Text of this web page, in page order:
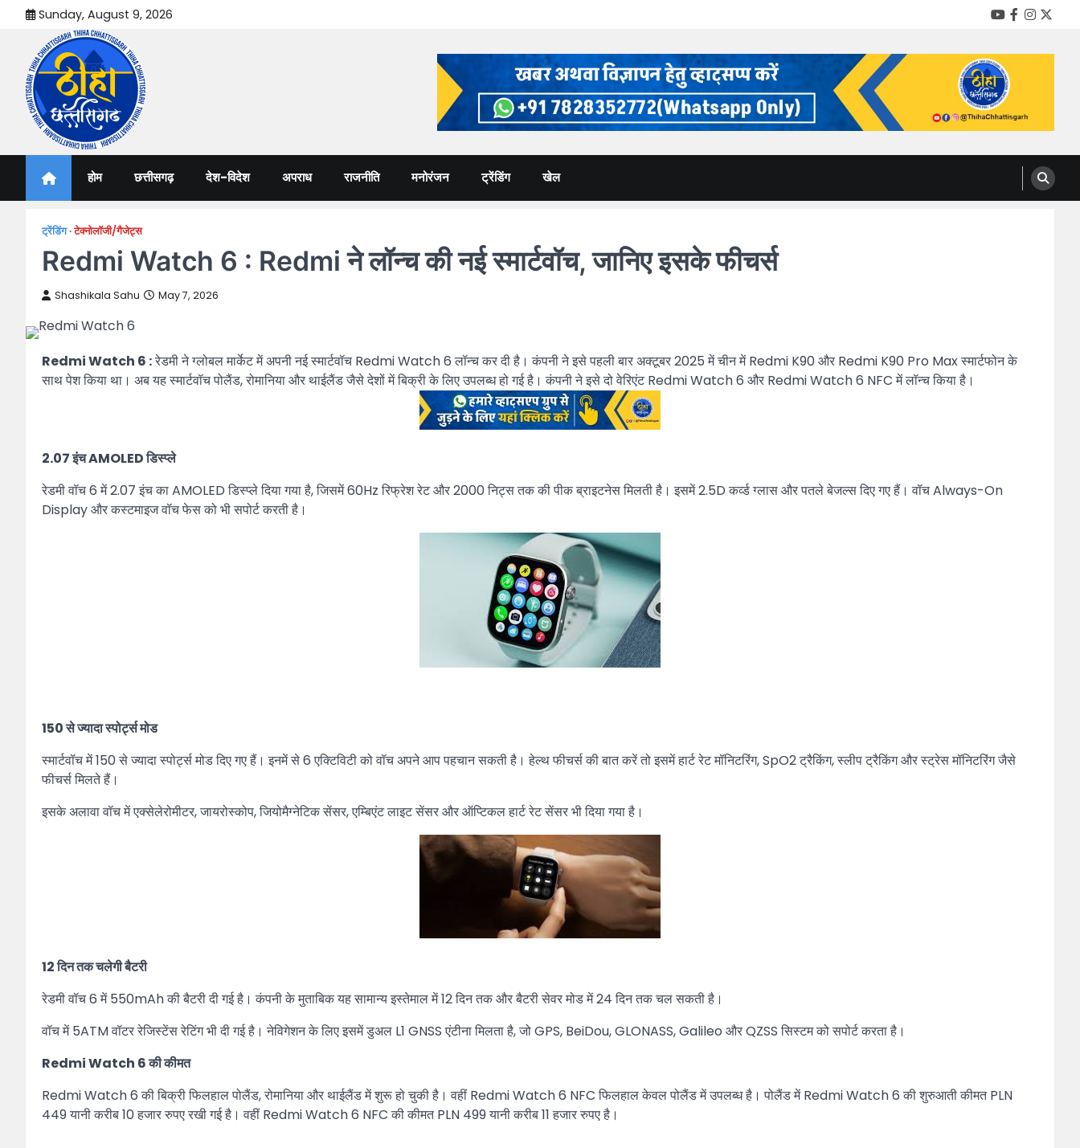
content
Sunday, August 9, 2026 YouTube
Facebook
Thiha Chhattisgarh
होम छत्तीसगढ़ देश-विदेश अपराध राजनीति मनोरंजन ट्रेंडिंग खेल
ट्रेंडिंग टेक्नोलॉजी/गैजेट्स
Redmi Watch 6 : Redmi ने लॉन्च की नई स्मार्टवॉच, जानिए इसके फीचर्स
Shashikala Sahu May 7, 2026
Redmi Watch 6 :रेडमी ने ग्लोबल मार्केट में अपनी नई स्मार्टवॉच Redmi Watch 6 लॉन्च कर दी है। कंपनी ने इसे पहली बार अक्टूबर 2025 में चीन में Redmi K90 और Redmi K90 Pro Max स्मार्टफोन के
साथ पेश किया था। अब यह स्मार्टवॉच पोलैंड, रोमानिया और थाईलैंड जैसे देशों में बिक्री के लिए उपलब्ध हो गई है। कंपनी ने इसे दो वेरिएंट Redmi Watch 6 और Redmi Watch 6 NFC में लॉन्च किया है।
2.07 इंच AMOLED डिस्प्ले
रेडमी वॉच 6 में 2.07 इंच का AMOLED डिस्प्ले दिया गया है, जिसमें 60Hz रिफ्रेश रेट और 2000 निट्स तक की पीक ब्राइटनेस मिलती है। इसमें 2.5D कर्व्ड ग्लास और पतले बेजल्स दिए गए हैं। वॉच Always-On
Display और कस्टमाइज वॉच फेस को भी सपोर्ट करती है।
150 से ज्यादा स्पोर्ट्स मोड
स्मार्टवॉच में 150 से ज्यादा स्पोर्ट्स मोड दिए गए हैं। इनमें से 6 एक्टिविटी को वॉच अपने आप पहचान सकती है। हेल्थ फीचर्स की बात करें तो इसमें हार्ट रेट मॉनिटरिंग, SpO2 ट्रैकिंग, स्लीप ट्रैकिंग और स्ट्रेस मॉनिटरिंग जैसे
फीचर्स मिलते हैं।
इसके अलावा वॉच में एक्सेलेरोमीटर, जायरोस्कोप, जियोमैग्नेटिक सेंसर, एम्बिएंट लाइट सेंसर और ऑप्टिकल हार्ट रेट सेंसर भी दिया गया है।
12 दिन तक चलेगी बैटरी
रेडमी वॉच 6 में 550mAh की बैटरी दी गई है। कंपनी के मुताबिक यह सामान्य इस्तेमाल में 12 दिन तक और बैटरी सेवर मोड में 24 दिन तक चल सकती है।
वॉच में 5ATM वॉटर रेजिस्टेंस रेटिंग भी दी गई है। नेविगेशन के लिए इसमें डुअल L1 GNSS एंटीना मिलता है, जो GPS, BeiDou, GLONASS, Galileo और QZSS सिस्टम को सपोर्ट करता है।
Redmi Watch 6 की कीमत
Redmi Watch 6 की बिक्री फिलहाल पोलैंड, रोमानिया और थाईलैंड में शुरू हो चुकी है। वहीं Redmi Watch 6 NFC फिलहाल केवल पोलैंड में उपलब्ध है। पोलैंड में Redmi Watch 6 की शुरुआती कीमत PLN
449 यानी करीब 10 हजार रुपए रखी गई है। वहीं Redmi Watch 6 NFC की कीमत PLN 499 यानी करीब 11 हजार रुपए है।